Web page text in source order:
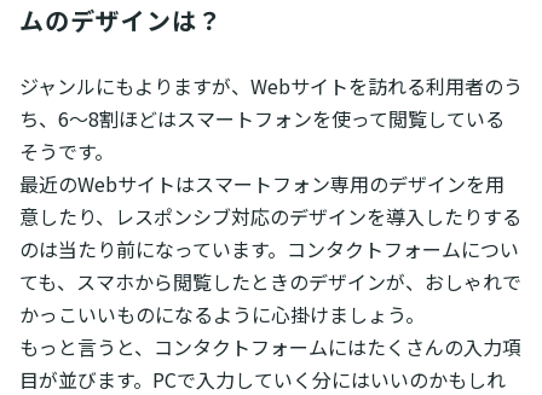
ムのデザインは？
ジャンルにもよりますが、Webサイトを訪れる利用者のう
ち、6～8割ほどはスマートフォンを使って閲覧している
そうです。
最近のWebサイトはスマートフォン専用のデザインを用
意したり、レスポンシブ対応のデザインを導入したりする
のは当たり前になっています。コンタクトフォームについ
ても、スマホから閲覧したときのデザインが、おしゃれで
かっこいいものになるように心掛けましょう。
もっと言うと、コンタクトフォームにはたくさんの入力項
目が並びます。PCで入力していく分にはいいのかもしれ